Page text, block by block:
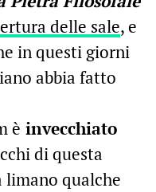
delle sale, e
in questi giorni
abbia fatto
è invecchiato
di questa
limano qualche